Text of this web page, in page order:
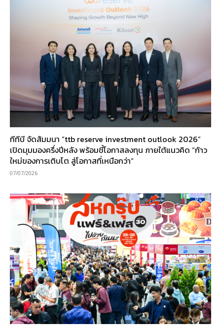
ทีทีบี จัดสัมมนา “ttb reserve investment outlook 2026”
เปิดมุมมองครึ่งปีหลัง พร้อมชี้โอกาสลงทุน ภายใต้แนวคิด “ก้าว
ใหม่ของการเติบโต สู่โอกาสที่เหนือกว่า”
07/07/2026